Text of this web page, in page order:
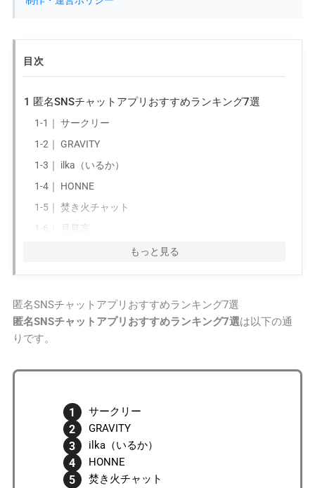
目次
1 匿名SNSチャットアプリおすすめランキング7選
1-1｜ サークリー
1-2｜ GRAVITY
1-3｜
ilka（いるか）
1-4｜
HONNE
1-5｜
焚き火チャット
1-6｜
月見言
ORCA（オルカ）
3GRAVITYと似た雰囲気の匿名チャットアプリは？代
替アプリ3選を徹底比較
3-2｜GRAVITYみたいなアプリ3選
匿名チャットアプリの「やばい」実態｜危険性とト
ラブル事例を解説
危険な匿名チャットアプリの見分け方
年齢確認なし・運営会社不明アプリが抱えるリス
もっと見る
匿名SNSチャットアプリおすすめランキング7選
匿名SNSチャットアプリおすすめランキング7選は以下の通
りです。
サークリー
GRAVITY
ilka（いるか）
HONNE
焚き火チャット